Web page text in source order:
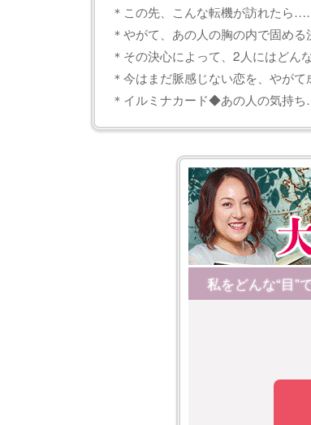
＊この先、こんな転機が訪れたら
＊やがて、あの人の胸の内で固める
＊その決心によって、2人にはどん
＊今はまだ脈感じない恋を、やが
＊イルミナカード◆あの人の気持
私をどんな“目”